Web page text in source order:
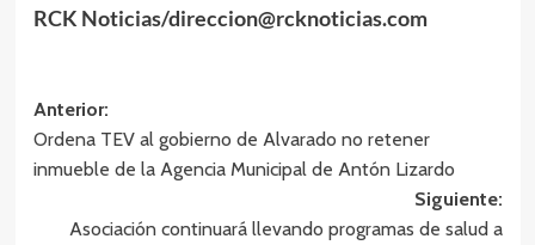
RCK Noticias/direccion@rcknoticias.com
Navegación
de
Anterior:
Ordena TEV al gobierno de Alvarado no retener
inmueble de la Agencia Municipal de Antón Lizardo
Siguiente:
Asociación continuará llevando programas de salud a